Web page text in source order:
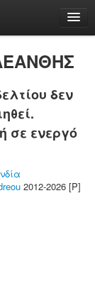
δεν
σε ενεργό
2012-2026 [P]